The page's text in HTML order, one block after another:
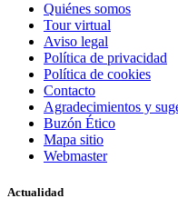
Quiénes somos
Tour virtual
Aviso legal
Política de privacidad
Política de cookies
Contacto
Agradecimientos y
Buzón Ético
Mapa sitio
Webmaster
Actualidad